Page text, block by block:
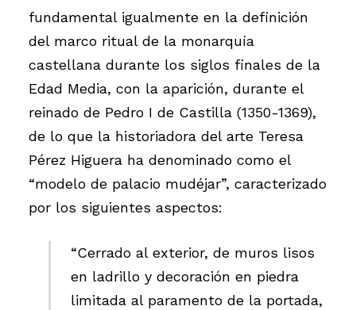
fundamental igualmente en la definición
del marco ritual de la monarquía
castellana durante los siglos finales de la
Edad Media, con la aparición, durante el
reinado de Pedro I de Castilla (1350-1369),
de lo que la historiadora del arte Teresa
Pérez Higuera ha denominado como el
“modelo de palacio mudéjar”, caracterizado
por los siguientes aspectos:
“Cerrado al exterior, de muros lisos
en ladrillo y decoración en piedra
limitada al paramento de la portada,